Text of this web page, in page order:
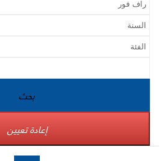
بحث
إعادة تعيين